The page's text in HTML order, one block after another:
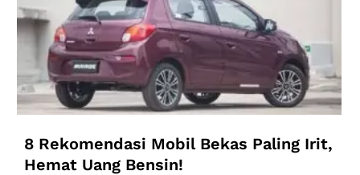
8 Rekomendasi Mobil Bekas Paling Irit,
Hemat Uang Bensin!